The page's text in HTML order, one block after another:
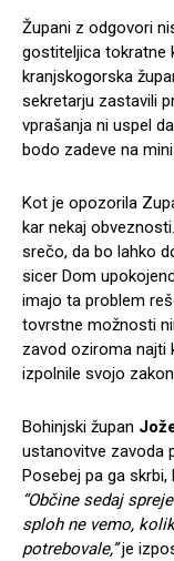
Župani z odgovori
gostiteljica tokratne
kranjskogorska
sekretarju zastavili
vprašanja ni uspel
bodo zadeve na
Kot je opozorila
kar nekaj
srečo, da bo lahko
sicer Dom
imajo ta problem
tovrstne možnosti
zavod oziroma najti
izpolnile svojo
Bohinjski župan
ustanovitve zavoda
Posebej pa ga
“Občine sedaj
sploh ne vemo,
potrebovale,”je